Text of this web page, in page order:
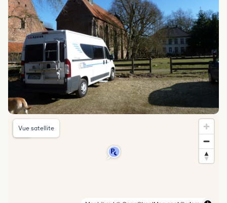
Vue satellite